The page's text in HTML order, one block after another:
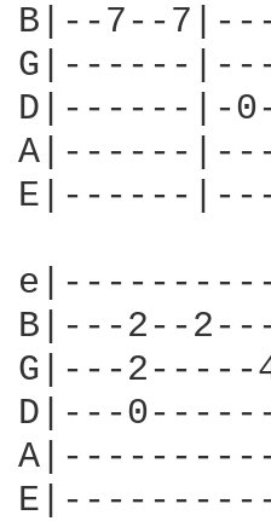
B|--7--
G|------
D|------|-
A|------
E|------
B|---2--
G|---
D|---